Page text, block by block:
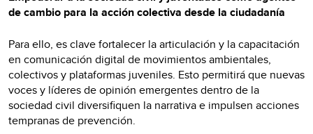
de cambio para la acción colectiva desde la ciudadanía
Para ello, es clave fortalecer la articulación y la capacitación
en comunicación digital de movimientos ambientales,
colectivos y plataformas juveniles. Esto permitirá que nuevas
voces y líderes de opinión emergentes dentro de la
sociedad civil diversifiquen la narrativa e impulsen acciones
tempranas de prevención.